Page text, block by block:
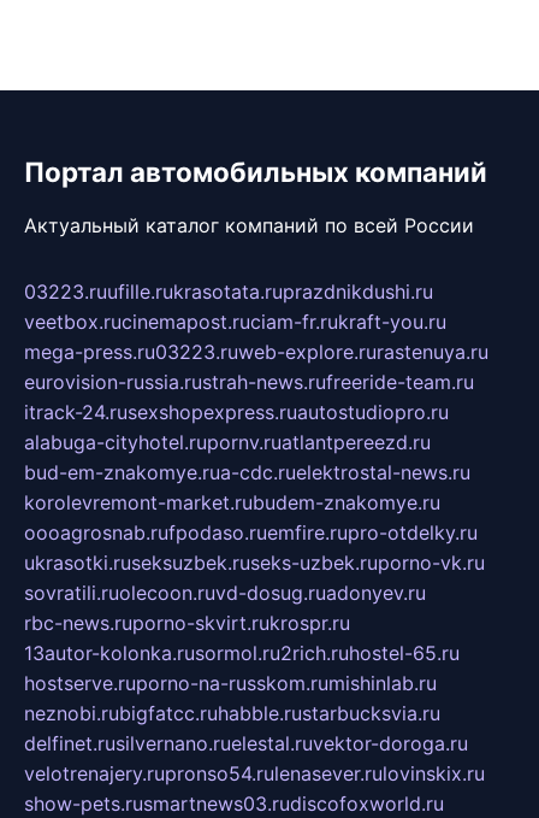
Портал автомобильных компаний
Актуальный каталог компаний по всей России
03223.ruufille.rukrasotata.ruprazdnikdushi.ru
veetbox.rucinemapost.ruciam-fr.rukraft-you.ru
mega-press.ru03223.ruweb-explore.rurastenuya.ru
eurovision-russia.rustrah-news.rufreeride-team.ru
itrack-24.rusexshopexpress.ruautostudiopro.ru
alabuga-cityhotel.rupornv.ruatlantpereezd.ru
bud-em-znakomye.rua-cdc.ruelektrostal-news.ru
korolevremont-market.rubudem-znakomye.ru
oooagrosnab.rufpodaso.ruemfire.rupro-otdelky.ru
ukrasotki.ruseksuzbek.ruseks-uzbek.ruporno-vk.ru
sovratili.ruolecoon.ruvd-dosug.ruadonyev.ru
rbc-news.ruporno-skvirt.rukrospr.ru
13autor-kolonka.rusormol.ru2rich.ruhostel-65.ru
hostserve.ruporno-na-russkom.rumishinlab.ru
neznobi.rubigfatcc.ruhabble.rustarbucksvia.ru
delfinet.rusilvernano.ruelestal.ruvektor-doroga.ru
velotrenajery.rupronso54.rulenasever.rulovinskix.ru
show-pets.rusmartnews03.rudiscofoxworld.ru